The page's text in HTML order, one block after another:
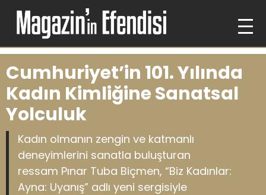
Cumhuriyet’in 101. Yılında
Kadın Kimliğine Sanatsal
Yolculuk
Kadın olmanın zengin ve katmanlı
deneyimlerini sanatla buluşturan
ressam Pınar Tuba Biçmen, “Biz Kadınlar:
Ayna: Uyanış” adlı yeni sergisiyle